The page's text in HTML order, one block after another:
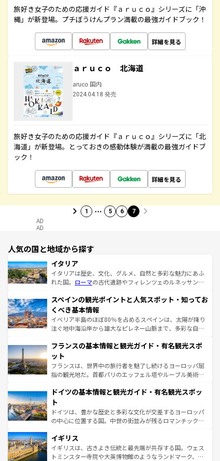
旅好き女子のための応援ガイド『ａｒｕｃｏ』シリーズに「沖
縄」が新登場。プチぼうけんプラン満載の最強ガイドブック！
詳細を見る
ａｒｕｃｏ 北海道
aruco 国内
2024.04.18 発売
旅好き女子のための応援ガイド『ａｒｕｃｏ』シリーズに「北
海道」が新登場。とっておきの感動体験が満載の最強ガイドブ
ック！
詳細を見る
1 … 5 6 7
AD
AD
人気の国と地域から探す
イタリア
イタリアは歴史、文化、グルメ、自然と多彩な魅力にあふ
れた国。 ローマの古代遺跡やフィレンツェのルネッサンス
ろん、トスカーナの美しい田園風景やアマルフィ海岸の絶
景など、自然景観も見逃せない。観光の合間には、本場の
ピザやパスタなど、絶品のイタリア料理を堪能することも
できる。朝目覚めてから夜眠るまで、すべての瞬間を楽し
なお、新着のイタリア情報はコンテンツ一覧を参照してほ
しい。
スペインの観光ポイントと人気スポット・知ってお
くべき基本情報
イベリア半島のほぼ80％を占めるスペインは、太陽が降り
注ぐ地中海沿岸から雄大なピレネー山脈まで、多彩な自然
文化が根付くこの国では、情熱的なフラメンコ、熱気あふ
れる闘牛、そして美味しいタパスが生活の一部となってい
る。首都マドリードの洗練された雰囲気や、バルセロナの
アートに溢れた街角から、地方では古代ローマ遺跡や中世
せる。地方によって風土や気候が異なるスペインはその個
ンテンツ一覧 を参照してほしい。
フランスの基本情報と観光ガイド・有名観光スポ
ット
フランスは、世界中の旅行者を魅了し続けるヨーロッパ屈
指の観光地だ。首都パリのエッフェル塔やルーブル美術館
で、幅広い魅力が詰まっている。華麗な宮殿、歴史的な大
聖堂、美しいビーチ、そして豊かな自然が、訪れる者を心
から魅了する。また、フランスは美食の国としても知ら
れ、フランス料理はユネスコ無形文化遺産にも登録されて
香り高いラベンダー畑など、多彩な楽しみ方が可能だ。さ
らに、パリ以外の地域にも魅力が溢れており、どの街角に
も豊かな歴史と文化が息づいている。パリ以外の個性あふ
ドイツの基本情報と観光ガイド・有名観光スポッ
ト
ドイツは、豊かな歴史と多彩な文化が交差するヨーロッパ
の中心に位置する国。中世の街並みが残るロマンチック街
顔を持つこの国は、どこを歩いても飽きることがない。ベ
ルリンの文化的活気、バイエルン州のアルプスの絶景、そ
してライン川沿いのワイン畑といった風景は必見。ビール
イギリス
イギリスは、古きよき伝統と最先端が共存する国。ウェス
トミンスター寺院や大英博物館のようなランドマーク、歴